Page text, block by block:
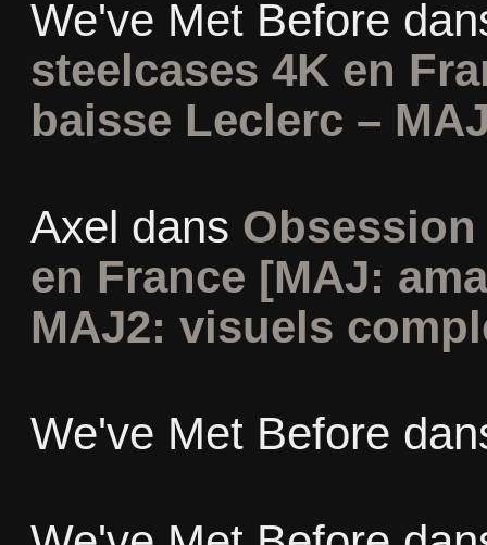
We've Met Before
steelcases 4K en
baisse Leclerc –
Axel dans
en France [MAJ:
MAJ2: visuels
We've Met Before